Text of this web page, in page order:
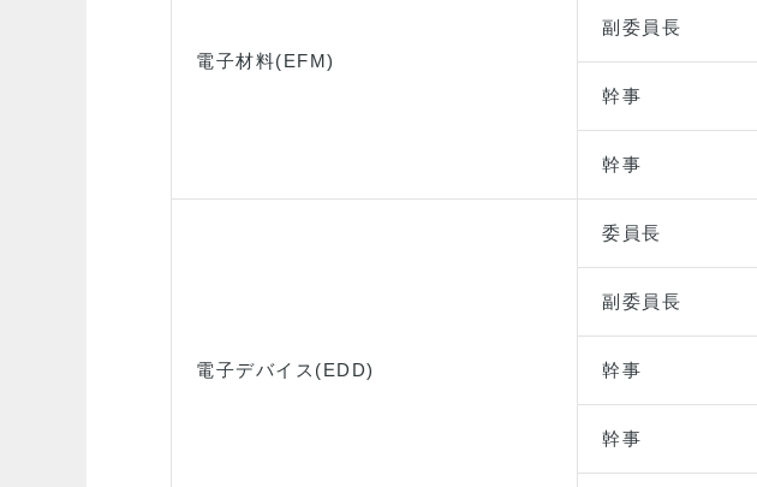
電子材料(EFM)
副委員長
幹事
幹事
電子デバイス(EDD)
委員長
副委員長
幹事
幹事